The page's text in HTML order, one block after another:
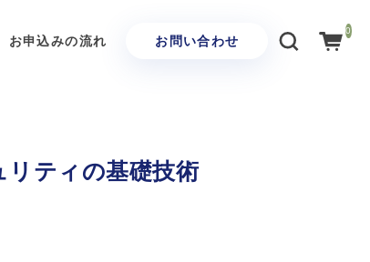
お申込みの流れ お問い合わせ
0
ティの基礎技術